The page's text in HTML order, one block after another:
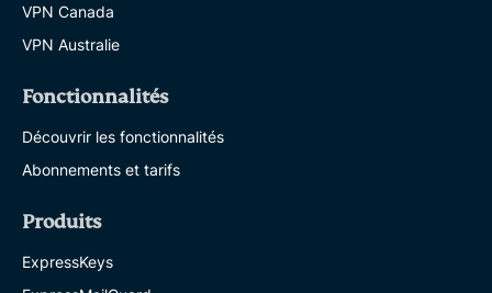
VPN Canada
VPN Australie
Fonctionnalités
Découvrir les fonctionnalités
Abonnements et tarifs
Produits
ExpressKeys